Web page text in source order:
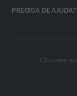
PRECISA DE AJUDA?
Chovem